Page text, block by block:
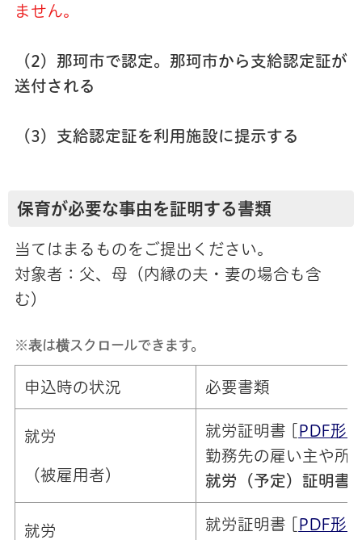
ません。
（2）那珂市で認定。那珂市から支給認定証が
送付される
（3）支給認定証を利用施設に提示する
保育が必要な事由を証明する書類
当てはまるものをご提出ください。
対象者：父、母（内縁の夫・妻の場合も含
む）
※表は横スクロールできます。
申込時の状況 必要書類
就労
（被雇用者）
就労証明書 [ PDF形
勤務先の雇い主や所
就労（予定）証明書
就労
就労証明書 [ PDF形